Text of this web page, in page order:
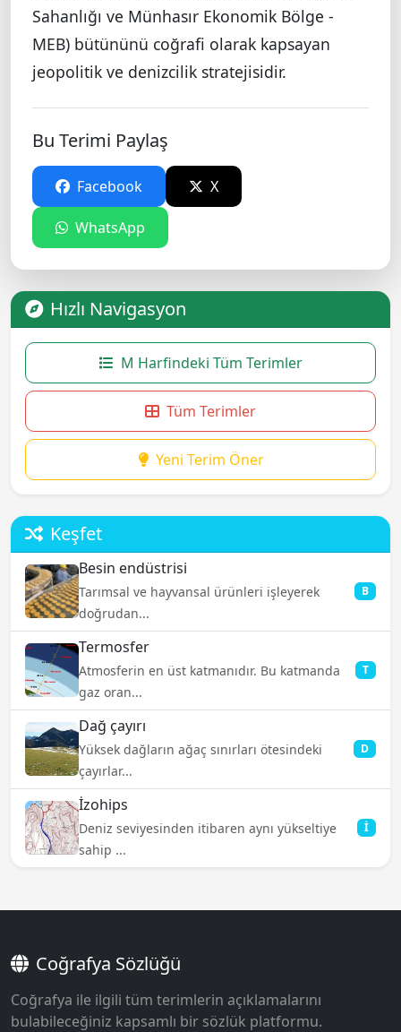
Sahanlığı ve Münhasır Ekonomik Bölge -
MEB) bütününü coğrafi olarak kapsayan
jeopolitik ve denizcilik stratejisidir.
Bu Terimi Paylaş
Facebook X
WhatsApp
Hızlı Navigasyon
M Harfindeki Tüm Terimler
Tüm Terimler
Yeni Terim Öner
Keşfet
Besin endüstrisi
Tarımsal ve hayvansal ürünleri işleyerek
doğrudan...
B
Termosfer
Atmosferin en üst katmanıdır. Bu katmanda
gaz oran...
T
Dağ çayırı
Yüksek dağların ağaç sınırları ötesindeki
çayırlar...
D
İzohips
Deniz seviyesinden itibaren aynı yükseltiye
sahip ...
İ
Coğrafya Sözlüğü
Coğrafya ile ilgili tüm terimlerin açıklamalarını
bulabileceğiniz kapsamlı bir sözlük platformu.